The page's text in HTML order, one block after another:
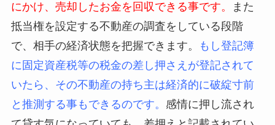
にかけ、売却したお金を回収できる事です。
また
抵当権を設定する不動産の調査をしている段階
で、相手の経済状態を把握できます。
もし登記簿
に固定資産税等の税金の差し押さえが登記されて
いたら、その不動産の持ち主は経済的に破綻寸前
と推測する事もできるのです。 感情に押し流され